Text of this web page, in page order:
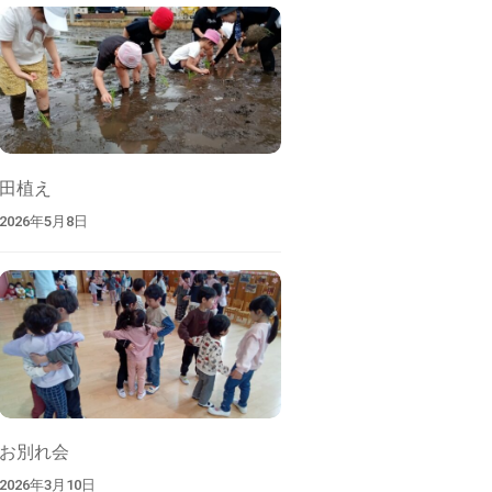
植え
年5月8日
別れ会
年3月10日